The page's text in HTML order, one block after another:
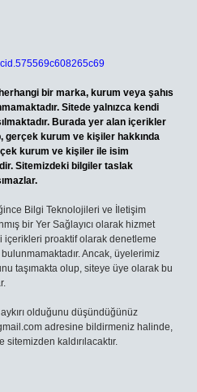
bir marka, kurum veya şahıs
Sitede yalnızca kendi
Burada yer alan içerikler
gerçek kurum ve kişiler hakkında
kurum ve kişiler ile isim
Sitemizdeki bilgiler taslak
Bilgi Teknolojileri ve İletişim
bir Yer Sağlayıcı olarak hizmet
içerikleri proaktif olarak denetleme
Ancak, üyelerimiz
taşımakta olup, siteye üye olarak bu
olduğunu düşündüğünüz
adresine bildirmeniz halinde,
kaldırılacaktır.